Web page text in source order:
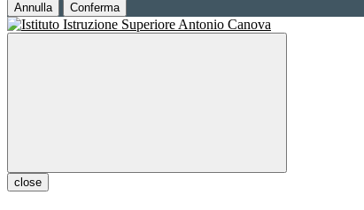
Annulla Conferma
close